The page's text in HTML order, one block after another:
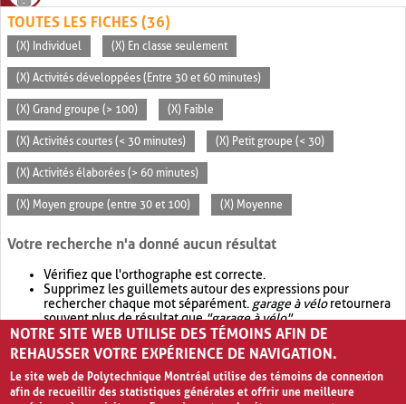
TOUTES LES FICHES (36)
(X) Individuel (X) En classe seulement
(X) Activités développées (Entre 30 et 60 minutes)
(X) Grand groupe (> 100) (X) Faible
(X) Activités courtes (< 30 minutes) (X) Petit groupe (< 30)
(X) Activités élaborées (> 60 minutes)
(X) Moyen groupe (entre 30 et 100) (X) Moyenne
Votre recherche n'a donné aucun résultat
Vérifiez que l'orthographe est correcte.
Supprimez les guillemets autour des expressions pour
rechercher chaque mot séparément. garage à véloretournera
souvent plus de résultat que"garage à vélo".
Envisagez d'élargir votre recherche avec OR.garage OR vélo
retournera souvent plus de résultat quegarage à vélo
NOTRE SITE WEB UTILISE DES TÉMOINS AFIN DE
REHAUSSER VOTRE EXPÉRIENCE DE NAVIGATION.
Le site web de Polytechnique Montréal utilise des témoins de connexion
afin de recueillir des statistiques générales et offrir une meilleure